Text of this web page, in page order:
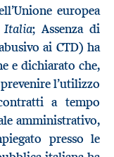
europea
Italia; Assenza di
ai CTD) ha
e dichiarato che,
l’utilizzo
a tempo
amministrativo,
presso le